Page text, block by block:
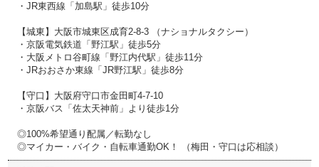
・JR東西線「加島駅」徒歩10分
【城東】大阪市城東区成育2-8-3 （ナショナルタクシー）
・京阪電気鉄道「野江駅」徒歩5分
・大阪メトロ谷町線「野江内代駅」徒歩11分
・JRおおさか東線「JR野江駅」徒歩8分
【守口】大阪府守口市金田町4-7-10
・京阪バス「佐太天神前」より徒歩1分
◎100%希望通り配属／転勤なし
◎マイカー・バイク・自転車通勤OK！ （梅田・守口は応相談）